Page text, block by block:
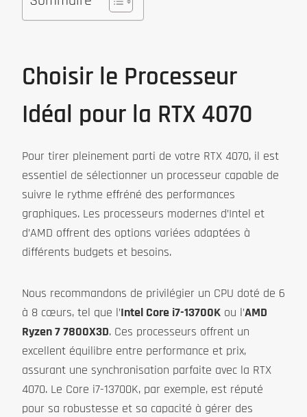
Choisir le Processeur
Idéal pour la RTX 4070
Pour tirer pleinement parti de votre RTX 4070, il est
essentiel de sélectionner un processeur capable de
suivre le rythme effréné des performances
graphiques. Les processeurs modernes d’Intel et
d’AMD offrent des options variées adaptées à
différents budgets et besoins.
Nous recommandons de privilégier un CPU doté de 6
à 8 cœurs, tel que l’Intel Core i7-13700K ou l’AMD
Ryzen 7 7800X3D. Ces processeurs offrent un
excellent équilibre entre performance et prix,
assurant une synchronisation parfaite avec la RTX
4070. Le Core i7-13700K, par exemple, est réputé
pour sa robustesse et sa capacité à gérer des